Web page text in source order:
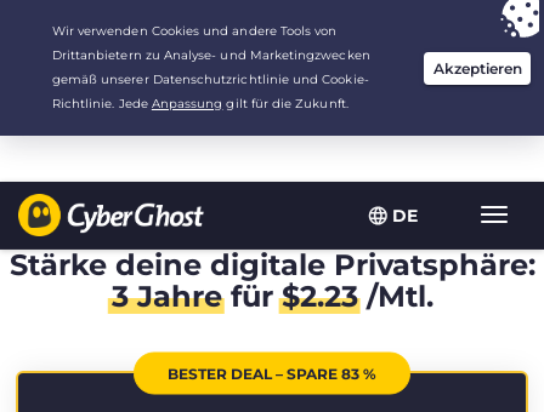
DE
Deine Wahl:Der beste Dealfür 3.3333333333333 Jahre zu $
/Monat
Stärke deine digitale Privatsphäre:
3 Jahrefür$2.23/Mtl.
BESTER DEAL – SPARE 83 %